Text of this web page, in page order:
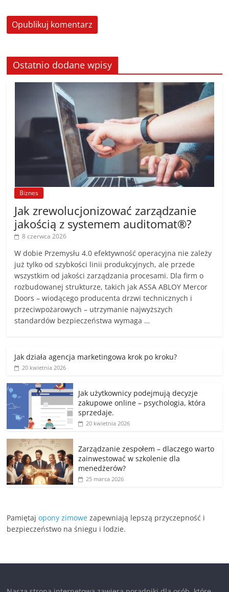
Ostatnio dodane wpisy
Biznes
Jak zrewolucjonizować zarządzanie
jakością z systemem auditomat®?
8 czerwca 2026
W dobie Przemysłu 4.0 efektywność operacyjna nie zależy
już tylko od szybkości linii produkcyjnych, ale przede
wszystkim od jakości zarządzania procesami. Dla firm o
rozbudowanej strukturze, takich jak ASSA ABLOY Mercor
Doors – wiodącego producenta drzwi technicznych i
przeciwpożarowych – utrzymanie najwyższych
standardów bezpieczeństwa wymaga …
Jak działa agencja marketingowa krok po kroku?
20 kwietnia 2026
Jak użytkownicy podejmują decyzje
zakupowe online – psychologia, która
sprzedaje.
20 kwietnia 2026
Zarządzanie zespołem – dlaczego warto
zainwestować w szkolenie dla
menedżerów?
25 marca 2026
Pamiętajopony zimowe zapewniają lepszą przyczepność i
bezpieczeństwo na śniegu i lodzie.